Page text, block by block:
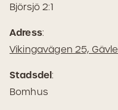
Björsjö 2:1
Adress:
Vikingavägen 25, Gävle
Stadsdel:
Bomhus